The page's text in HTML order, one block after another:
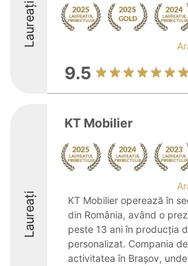
Laureați
9.5
Laureați
KT Mobilier
KT Mobilier operează în
din România, având o
peste 13 ani în producția
personalizat. Compania
activitatea în Brașov,